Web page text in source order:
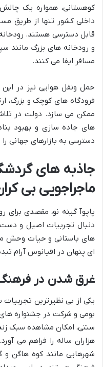
کوهستانی، همواره یک
داخلی کشور تنها از طریق
قابل دسترسی هستند.
و رودخانه های بزرگ مانند
مسافر ایفا می کنند.
حمل ونقل هوایی نیز در
فرودگاه های کوچک و بزرگ،
ممکن می سازد. دولت در
های جاده سازی و بهبود
دسترسی به بازارهای جهانی
جاذبه های
ماجراجویی بی
پاپوآ گینه نو، مقصدی
دنبال تجربیات اصیل و
های باستانی و حیات وحش
ای پنهان در اقیانوس آرام
غرق شدن در فرهنگ
یکی از بی نظیرترین تجربیات
بومی و شرکت در جشنواره
سنتی، امکان مشاهده سبک
هزاران ساله را فراهم می
شهرهایی مانند کوه هاگن و